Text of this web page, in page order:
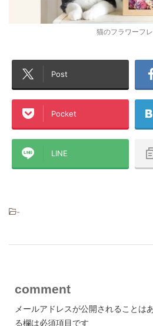
猫のフラワーフ
Post
Pocket
LINE
-
comment
メールアドレスが公開されることは
る欄は必須項目です